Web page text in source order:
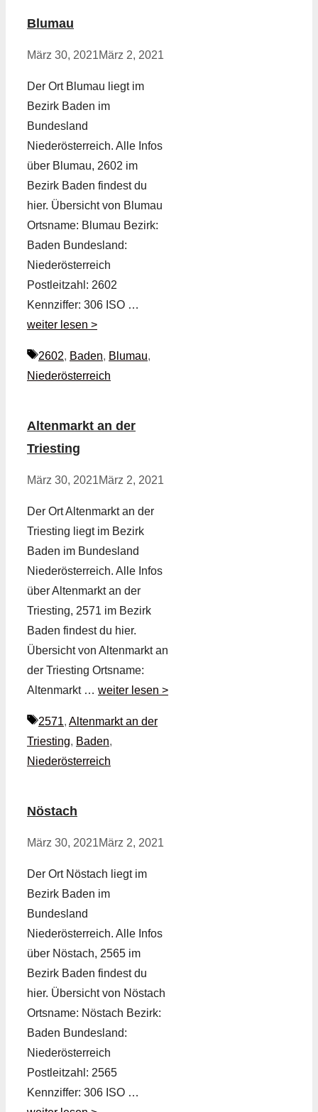
Blumau
März 30, 2021März 2, 2021
Der Ort Blumau liegt im
Bezirk Baden im
Bundesland
Niederösterreich. Alle Infos
über Blumau, 2602 im
Bezirk Baden findest du
hier. Übersicht von Blumau
Ortsname: Blumau Bezirk:
Baden Bundesland:
Niederösterreich
Postleitzahl: 2602
Kennziffer: 306 ISO …
weiter lesen >
Schlagwörter
2602, Baden, Blumau,
Niederösterreich
Altenmarkt an der
Triesting
März 30, 2021März 2, 2021
Der Ort Altenmarkt an der
Triesting liegt im Bezirk
Baden im Bundesland
Niederösterreich. Alle Infos
über Altenmarkt an der
Triesting, 2571 im Bezirk
Baden findest du hier.
Übersicht von Altenmarkt an
der Triesting Ortsname:
Altenmarkt … weiter lesen >
Schlagwörter
2571, Altenmarkt an der
Triesting, Baden,
Niederösterreich
Nöstach
März 30, 2021März 2, 2021
Der Ort Nöstach liegt im
Bezirk Baden im
Bundesland
Niederösterreich. Alle Infos
über Nöstach, 2565 im
Bezirk Baden findest du
hier. Übersicht von Nöstach
Ortsname: Nöstach Bezirk:
Baden Bundesland:
Niederösterreich
Postleitzahl: 2565
Kennziffer: 306 ISO …